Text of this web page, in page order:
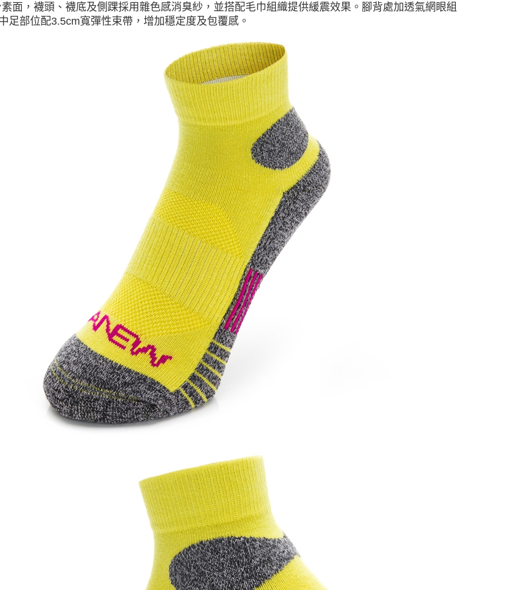
素面，襪頭、襪底及側踝採用雜色感消臭紗，並搭配毛巾組織提供緩震效果。腳背處加透氣網眼組
足部位配3.5cm寬彈性束帶，增加穩定度及包覆感。